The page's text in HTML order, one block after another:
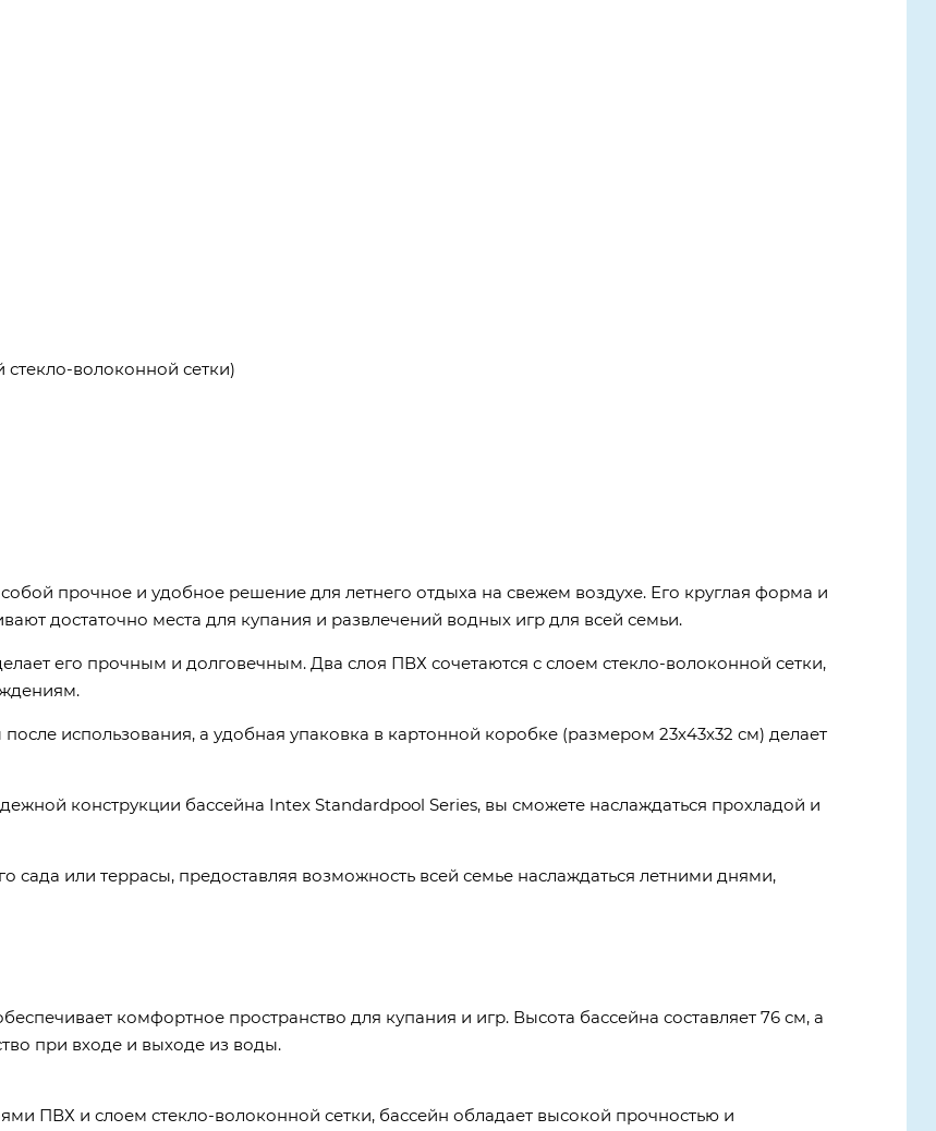
волоконной сетки)
прочное и удобное решение для летнего отдыха на свежем воздухе. Его круглая форма и
достаточно места для купания и развлечений водных игр для всей семьи.
его прочным и долговечным. Два слоя ПВХ сочетаются с слоем стекло-волоконной сетки,
использования, а удобная упаковка в картонной коробке (размером 23x43x32 см) делает
конструкции бассейна Intex Standardpool Series, вы сможете наслаждаться прохладой и
или террасы, предоставляя возможность всей семье наслаждаться летними днями,
комфортное пространство для купания и игр. Высота бассейна составляет 76 см, а
при входе и выходе из воды.
ПВХ и слоем стекло-волоконной сетки, бассейн обладает высокой прочностью и